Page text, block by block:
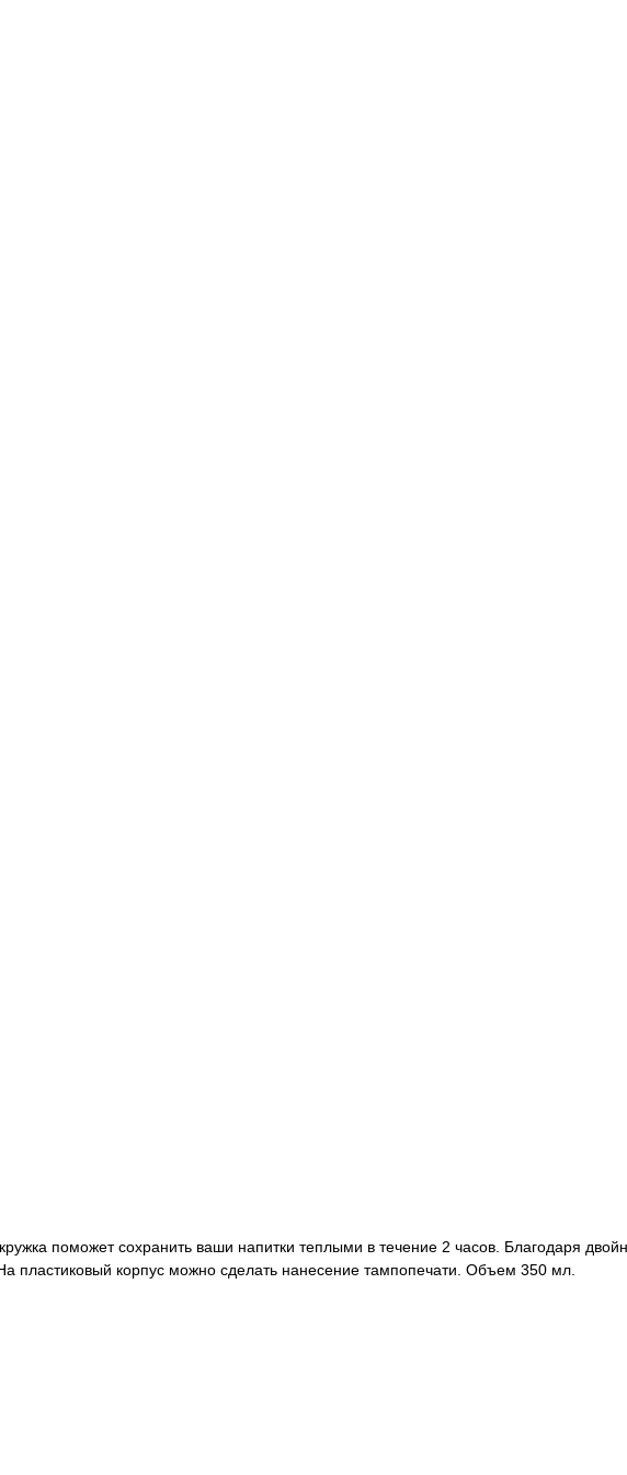
поможет сохранить ваши напитки теплыми в течение 2 часов. Благодаря
пластиковый корпус можно сделать нанесение тампопечати. Объем 350 мл.